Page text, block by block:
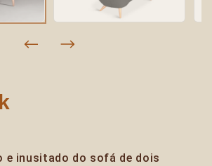
e inusitado do sofá de dois